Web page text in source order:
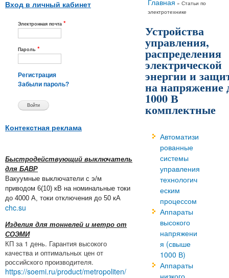
Вход в личный кабинет
Электронная почта *
Пароль *
Регистрация
Забыли пароль?
Контекстная реклама
Быстродействующий выключатель
для БАВР
Вакуумные выключатели с э/м
приводом 6(10) кВ на номинальные токи
до 4000 А, токи отключения до 50 кА
chc.su
Изделия для тоннелей и метро от
СОЭМИ
КП за 1 день. Гарантия высокого
качества и оптимальных цен от
российского производителя.
https://soemi.ru/product/metropoliten/
Вы здесь
Главная » Статьи по
электротехнике
Устройства
управления,
распределения
электрической
энергии и
на напряжение
1000 В
комплектные
Автоматизи
рованные
системы
управления
технологич
еским
процессом
Аппараты
высокого
напряжени
я (свыше
1000 В)
Аппараты